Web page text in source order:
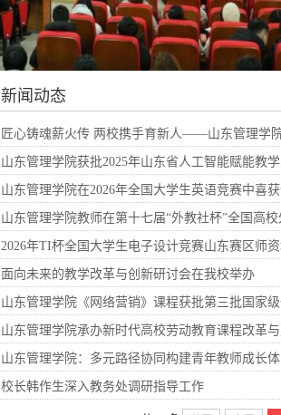
新闻动态
匠心铸魂薪火传 两校携手育新人——山东管理学
山东管理学院获批2025年山东省人工智能赋能教
山东管理学院在2026年全国大学生英语竞赛中喜
山东管理学院教师在第十七届“外教社杯”全国高
2026年TI杯全国大学生电子设计竞赛山东赛区师
面向未来的教学改革与创新研讨会在我校举办
山东管理学院《网络营销》课程获批第三批国家
山东管理学院承办新时代高校劳动教育课程改革
山东管理学院：多元路径协同构建青年教师成长
校长韩作生深入教务处调研指导工作